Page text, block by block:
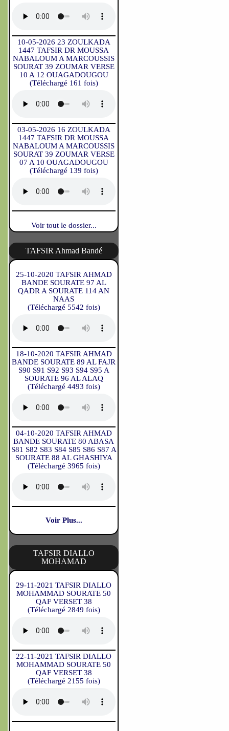
10-05-2026 23 ZOULKADA
1447 TAFSIR DR MOUSSA
NABALOUM A MARCOUSSIS
SOURAT 39 ZOUMAR VERSE
10 A 12 OUAGADOUGOU
(Téléchargé 161 fois)
03-05-2026 16 ZOULKADA
1447 TAFSIR DR MOUSSA
NABALOUM A MARCOUSSIS
SOURAT 39 ZOUMAR VERSE
07 A 10 OUAGADOUGOU
(Téléchargé 139 fois)
Voir tout le dossier...
TAFSIR Ahmad Bandé
25-10-2020 TAFSIR AHMAD
BANDE SOURATE 97 AL
QADR A SOURATE 114 AN
NAAS
(Téléchargé 5542 fois)
18-10-2020 TAFSIR AHMAD
BANDE SOURATE 89 AL FAJR
S90 S91 S92 S93 S94 S95 A
SOURATE 96 AL ALAQ
(Téléchargé 4493 fois)
04-10-2020 TAFSIR AHMAD
BANDE SOURATE 80 ABASA
S81 S82 S83 S84 S85 S86 S87 A
SOURATE 88 AL GHASHIYA
(Téléchargé 3965 fois)
Voir Plus...
TAFSIR DIALLO
MOHAMAD
29-11-2021 TAFSIR DIALLO
MOHAMMAD SOURATE 50
QAF VERSET 38
(Téléchargé 2849 fois)
22-11-2021 TAFSIR DIALLO
MOHAMMAD SOURATE 50
QAF VERSET 38
(Téléchargé 2155 fois)